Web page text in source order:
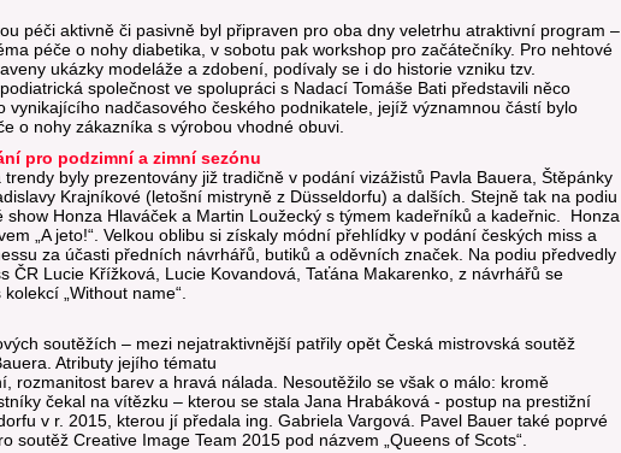
péči aktivně či pasivně byl připraven pro oba dny veletrhu atraktivní program –
péče o nohy diabetika, v sobotu pak workshop pro začátečníky. Pro nehtové
ukázky modeláže a zdobení, podívaly se i do historie vzniku tzv.
podiatrická společnost ve spolupráci s Nadací Tomáše Bati představili něco
vynikajícího nadčasového českého podnikatele, jejíž významnou částí bylo
o nohy zákazníka s výrobou vhodné obuvi.
pro podzimní a zimní sezónu
byly prezentovány již tradičně v podání vizážistů Pavla Bauera, Štěpánky
Krajníkové (letošní mistryně z Düsseldorfu) a dalších. Stejně tak na podiu
show Honza Hlaváček a Martin Loužecký s týmem kadeřníků a kadeřnic. Honza
„A jeto!“. Velkou oblibu si získaly módní přehlídky v podání českých miss a
za účasti předních návrhářů, butiků a oděvních značek. Na podiu předvedly
ČR Lucie Křížková, Lucie Kovandová, Taťána Makarenko, z návrhářů se
„Without name“.
soutěžích – mezi nejatraktivnější patřily opět Česká mistrovská soutěž
Atributy jejího tématu
rozmanitost barev a hravá nálada. Nesoutěžilo se však o málo: kromě
čekal na vítězku – kterou se stala Jana Hrabáková - postup na prestižní
v r. 2015, kterou jí předala ing. Gabriela Vargová. Pavel Bauer také poprvé
soutěž Creative Image Team 2015 pod názvem „Queens of Scots“.